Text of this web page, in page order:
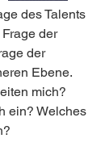
des Talents
der
der
Ebene.
mich?
ein? Welches